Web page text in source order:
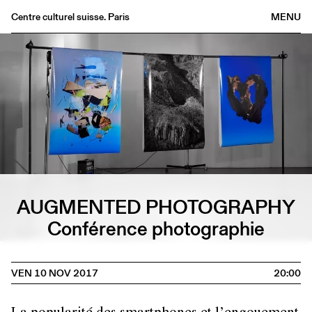
MENU
Centre culturel suisse. Paris
Agenda
Buvette
Archives
Médiathèque
Éditions
Informations
FR/ EN
AUGMENTED PHOTOGRAPHY
Conférence photographie
VEN 10 NOV 2017 20:00